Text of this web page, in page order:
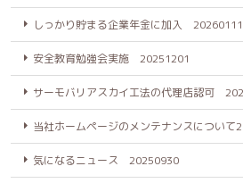
しっかり貯まる企業年金に加入 20260111
安全教育勉強会実施 20251201
サーモバリアスカイ工法の代理店認可
当社ホームページのメンテナンスについて
気になるニュース 20250930